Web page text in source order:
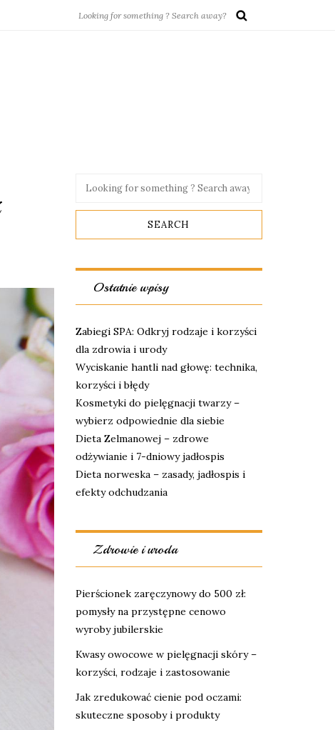
Ostatnie wpisy
Zabiegi SPA: Odkryj rodzaje i korzyści
dla zdrowia i urody
Wyciskanie hantli nad głowę: technika,
korzyści i błędy
Kosmetyki do pielęgnacji twarzy –
wybierz odpowiednie dla siebie
Dieta Zelmanowej – zdrowe
odżywianie i 7-dniowy jadłospis
Dieta norweska – zasady, jadłospis i
efekty odchudzania
Zdrowie i uroda
Pierścionek zaręczynowy do 500 zł:
pomysły na przystępne cenowo
wyroby jubilerskie
Kwasy owocowe w pielęgnacji skóry –
korzyści, rodzaje i zastosowanie
Jak zredukować cienie pod oczami:
skuteczne sposoby i produkty